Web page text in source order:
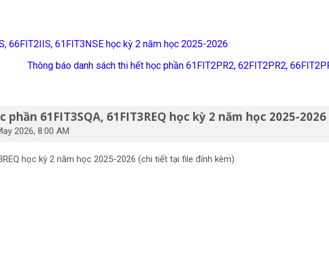
66FIT2IIS, 61FIT3NSE học kỳ 2 năm học 2025-2026
Thông báo danh sách thi hết học phần 61FIT2PR2, 62FIT2PR2,
61FIT3SQA, 61FIT3REQ học kỳ 2 năm học 2025-2026
2026, 8:00 AM
học kỳ 2 năm học 2025-2026 (chi tiết tại file đính kèm)